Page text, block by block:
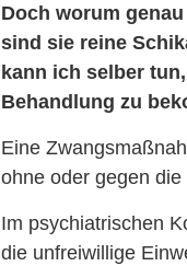
Doch worum
sind sie reine
kann ich selber
Behandlung zu
Eine
ohne oder gegen
Im psychiatrischen
die unfreiwillige